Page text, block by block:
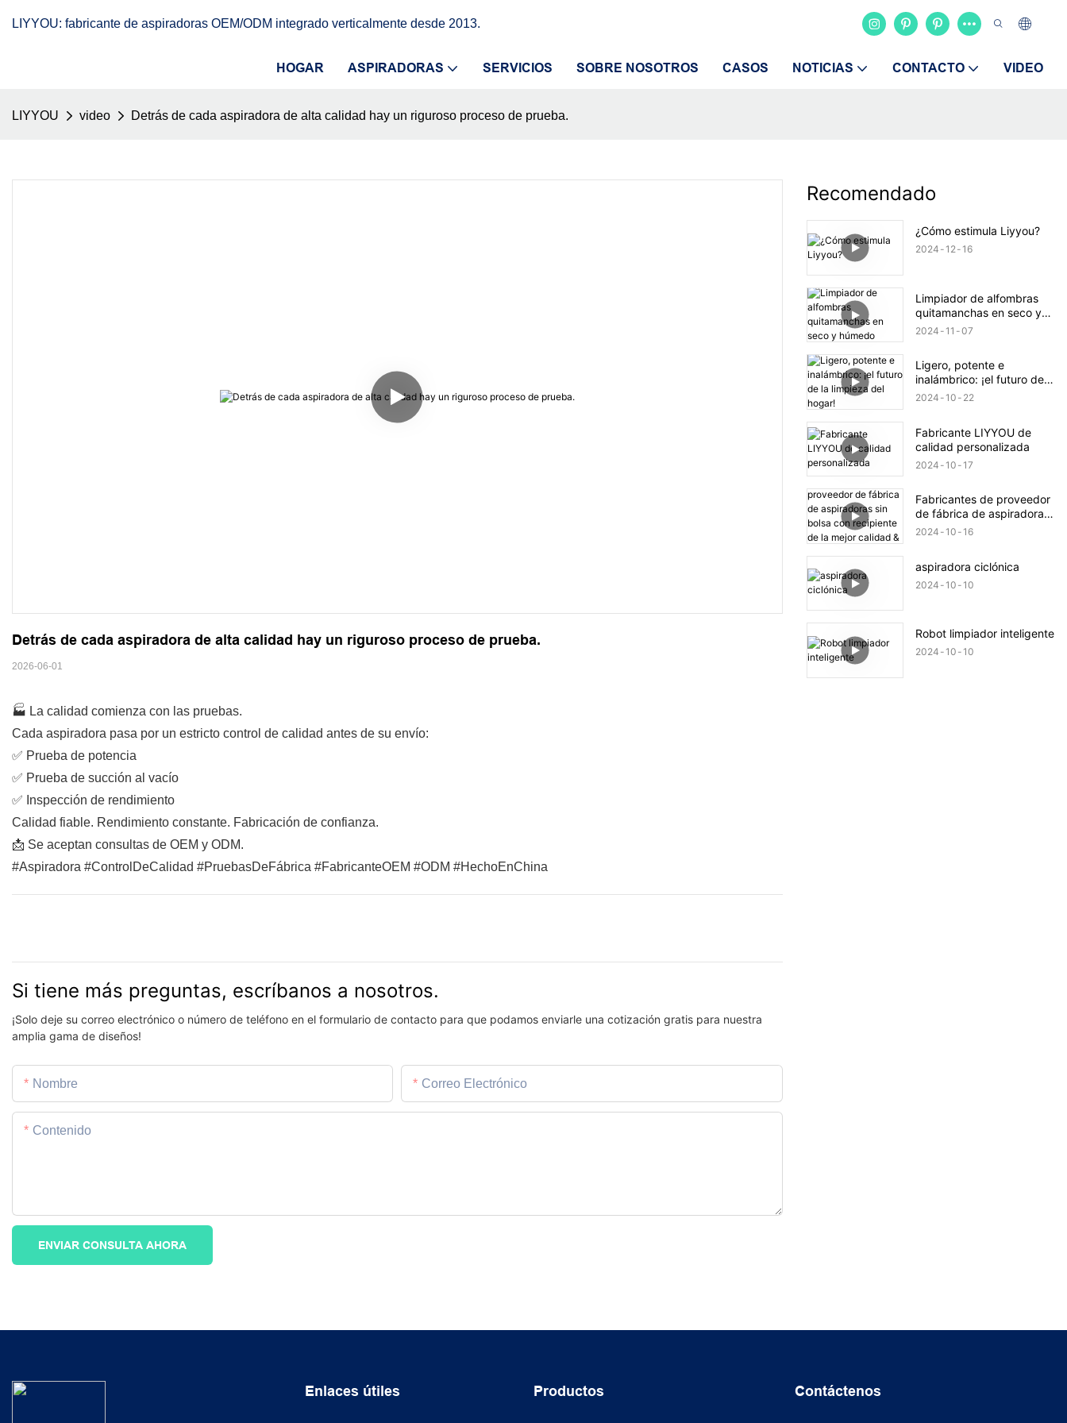
LIYYOU: fabricante de aspiradoras OEM/ODM integrado verticalmente desde 2013.
HOGAR ASPIRADORAS SERVICIOS SOBRE NOSOTROS CASOS NOTICIAS CONTACTO VIDEO
LIYYOU video Detrás de cada aspiradora de alta calidad hay un riguroso proceso de prueba.
Detrás de cada aspiradora de alta calidad hay un riguroso proceso de prueba.
2026-06-01
🏭 La calidad comienza con las pruebas.
Cada aspiradora pasa por un estricto control de calidad antes de su envío:
✅ Prueba de potencia
✅ Prueba de succión al vacío
✅ Inspección de rendimiento
Calidad fiable. Rendimiento constante. Fabricación de confianza.
📩 Se aceptan consultas de OEM y ODM.
#Aspiradora #ControlDeCalidad #PruebasDeFábrica #FabricanteOEM #ODM #HechoEnChina
Si tiene más preguntas, escríbanos a nosotros.
¡Solo deje su correo electrónico o número de teléfono en el formulario de contacto para que podamos enviarle una cotización gratis para nuestra
amplia gama de diseños!
Nombre Correo Electrónico
Contenido
ENVIAR CONSULTA AHORA
Recomendado
¿Cómo estimula Liyyou?
2024 12 16
Limpiador de alfombras
quitamanchas en seco y
húmedo
2024 11 07
Ligero, potente e
inalámbrico: ¡el futuro de
la limpieza del hogar!
2024 10 22
Fabricante LIYYOU de
calidad personalizada
2024 10 17
Fabricantes de proveedor
de fábrica de aspiradoras
sin bolsa con recipiente de
2024 10 16
aspiradora ciclónica
2024 10 10
Robot limpiador inteligente
2024 10 10
Enlaces útiles Productos Contáctenos